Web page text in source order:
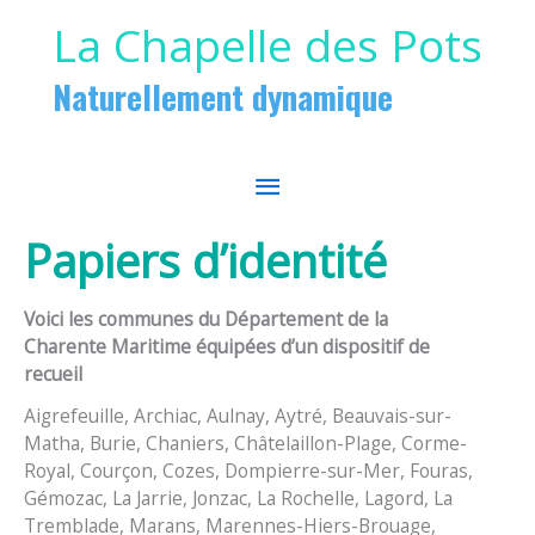
La Chapelle des Pots
Naturellement dynamique
MENU
PRINCIPAL
Papiers d’identité
Voici les communes du Département de la
Charente Maritime équipées d’un dispositif de
recueil
Aigrefeuille, Archiac, Aulnay, Aytré, Beauvais-sur-
Matha, Burie, Chaniers, Châtelaillon-Plage, Corme-
Royal, Courçon, Cozes, Dompierre-sur-Mer, Fouras,
Gémozac, La Jarrie, Jonzac, La Rochelle, Lagord, La
Tremblade, Marans, Marennes-Hiers-Brouage,